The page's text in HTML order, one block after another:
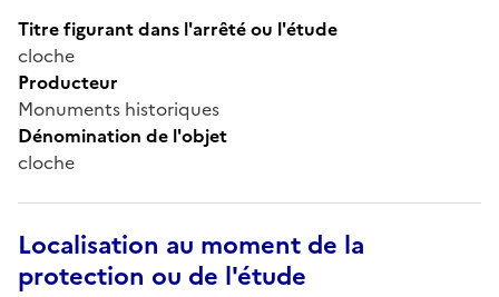
Titre figurant dans l'arrêté ou l'étude
cloche
Producteur
Monuments historiques
Dénomination de l'objet
cloche
Localisation au moment de la
protection ou de l'étude